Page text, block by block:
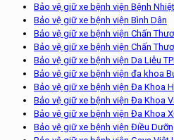
Bảo vệ giữ xe bệnh viện Bệnh
Bảo vệ giữ xe bệnh viện Bình Dân
Bảo vệ giữ xe bệnh viện Chấn
Bảo vệ giữ xe bệnh viện Chấn
Bảo vệ giữ xe bệnh viện Da Liễu
Bảo vệ giữ xe bệnh viện đa khoa
Bảo vệ giữ xe bệnh viện Đa Khoa
Bảo vệ giữ xe bệnh viện Đa Khoa
Bảo vệ giữ xe bệnh viện Đa Khoa
Bảo vệ giữ xe bệnh viện Điều